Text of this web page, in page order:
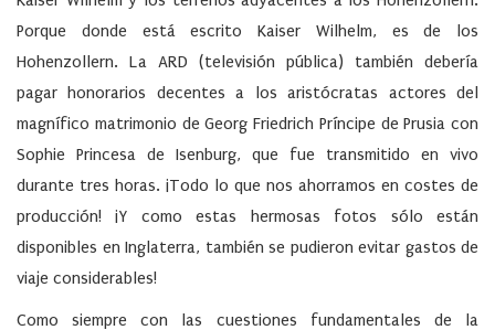
Porque donde está escrito Kaiser Wilhelm, es de los
Hohenzollern. La ARD (televisión pública) también debería
pagar honorarios decentes a los aristócratas actores del
magnífico matrimonio de Georg Friedrich Príncipe de Prusia con
Sophie Princesa de Isenburg, que fue transmitido en vivo
durante tres horas. ¡Todo lo que nos ahorramos en costes de
producción! ¡Y como estas hermosas fotos sólo están
disponibles en Inglaterra, también se pudieron evitar gastos de
viaje considerables!
Como siempre con las cuestiones fundamentales de la